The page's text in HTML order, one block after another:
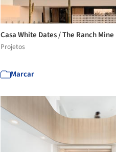
Casa White Dates / The Ranch Mine
Projetos
Marcar